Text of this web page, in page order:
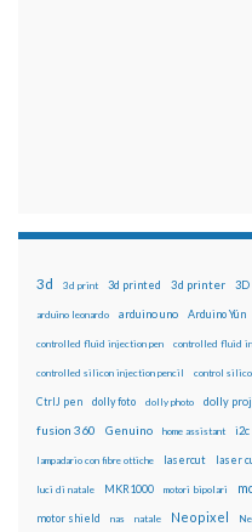
3d 3d print 3d printed 3d printer
arduino leonardo arduino uno Arduino Yún
controlled fluid injection pen controlled fluid
controlled silicon injection pencil control
CtrlJ pen dolly foto dolly photo dolly
fusion 360 Genuino home assistant i2c
lampadario con fibre ottiche lasercut laser
luci di natale MKR1000 motori bipolari
motor shield nas natale Neopixel